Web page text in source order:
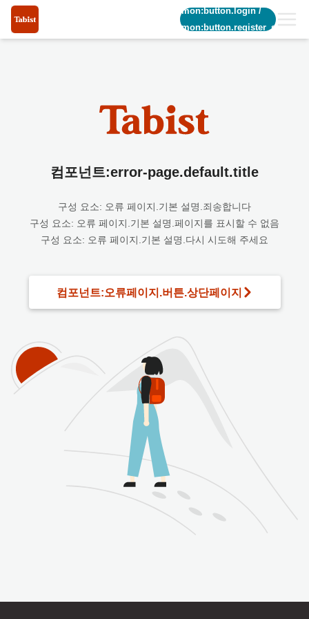
common:button.login/
common:button.register_short
컴포넌트:error-page.default.title
구성 요소: 오류 페이지.기본 설명.죄송합니다
구성 요소: 오류 페이지.기본 설명.페이지를 표시할 수 없음
구성 요소: 오류 페이지.기본 설명.다시 시도해 주세요
컴포넌트:오류페이지.버튼.상단페이지